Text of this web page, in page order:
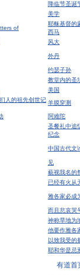
降临节圣诞
美学
of
耶稣基督的
西马
风大
外丹
约瑟子孙
教堂内的圣
美国
人的祖先创世记 羊膜穿测
阿难陀
圣餐礼中追
纪念
中国古代文
见
藐视我名的
已经有火从
雅各家必成
而且悲哀哭
神称旱地为
他要作雅各
以致我受的
耶和华是忌
有道首